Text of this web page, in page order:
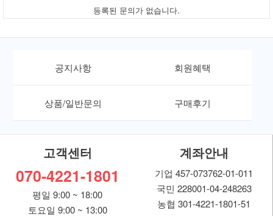
등록된 문의가 없습니다.
공지사항 회원혜택
상품/일반문의 구매후기
고객센터
070-4221-1801
평일 9:00 ~ 18:00
토요일 9:00 ~ 13:00
계좌안내
기업 457-073762-01-011
국민 228001-04-248263
농협 301-4221-1801-51